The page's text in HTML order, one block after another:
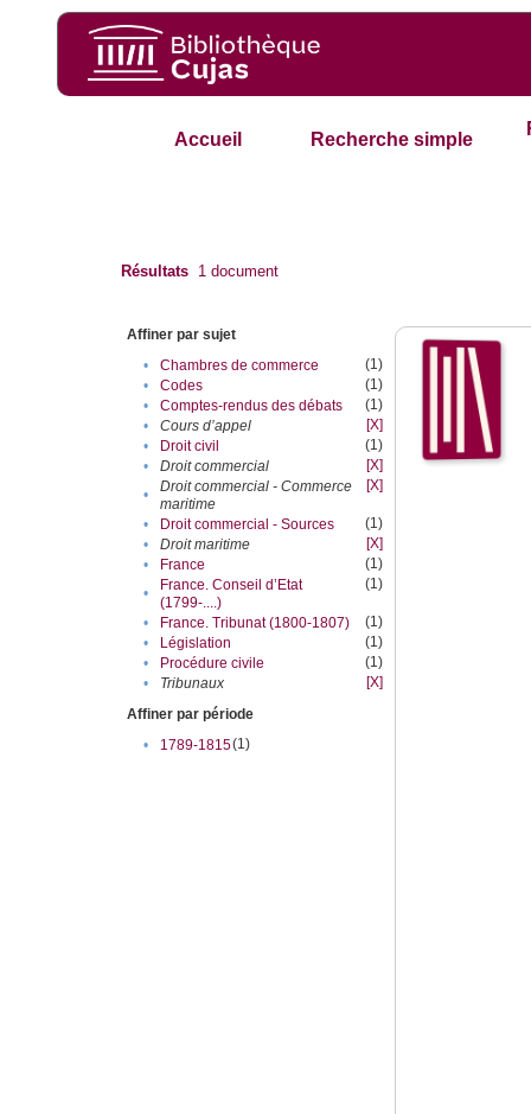
Accueil Recherche simple
Résultats 1 document
Affiner par sujet
•
Chambres de commerce
(1)
•
Codes
(1)
•
Comptes-rendus des débats
(1)
•
Cours d’appel
[X]
•
Droit civil
(1)
•
Droit commercial
[X]
•
Droit commercial - Commerce
maritime
[X]
• Droit commercial - Sources
(1)
•
Droit maritime
[X]
•
France
(1)
•
France. Conseil d’Etat
(1799-....)
(1)
• France. Tribunat (1800-1807)
(1)
•
Législation
(1)
•
Procédure civile
(1)
•
Tribunaux
[X]
Affiner par période
•
1789-1815(1)